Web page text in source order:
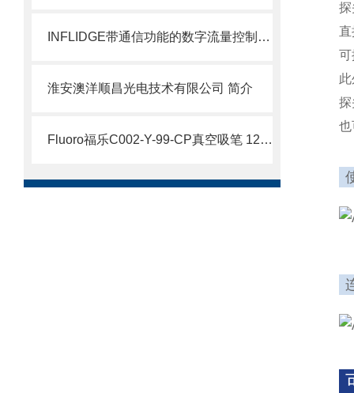
INFLIDGE带通信功能的数字流量控制器DFC-10
淮安澳洋顺昌光电技术有限公司 简介
Fluoro福乐C002-Y-99-CP真空吸笔 12寸硅晶圆量产 简介
探
可
探
也